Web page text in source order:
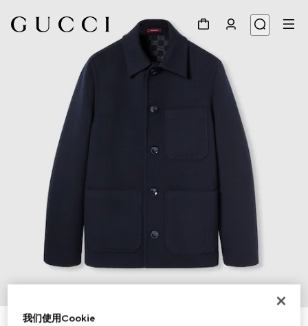
我们使用Cookie